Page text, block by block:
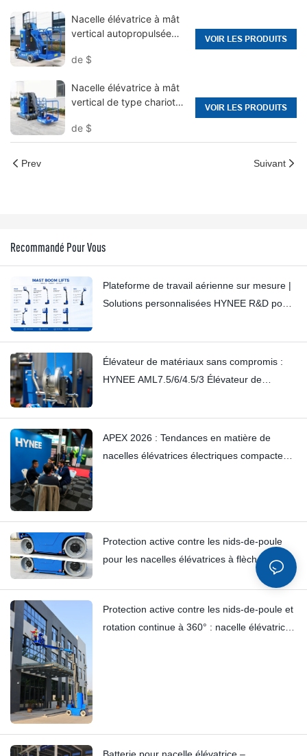
Nacelle élévatrice à mât
vertical autopropulsée
de $
VOIR LES PRODUITS
Nacelle élévatrice à mât
vertical de type chariot
avec hauteur de travail de
12,65 m
de $
VOIR LES PRODUITS
Prev Suivant
Recommandé Pour Vous
Plateforme de travail aérienne sur mesure |
Solutions personnalisées HYNEE R&D pour
Élévateur de matériaux sans compromis :
HYNEE AML7.5/6/4.5/3 Élévateur de
artisanal
APEX 2026 : Tendances en matière de
nacelles élévatrices électriques compactes
Protection active contre les nids-de-poule
pour les nacelles élévatrices à flèche
télescopique et à mât vertical | Analyse
Protection active contre les nids-de-poule et
rotation continue à 360° : nacelle élévatrice
Batterie pour nacelle élévatrice –